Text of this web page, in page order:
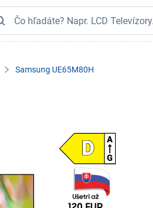
Samsung UE65M80H